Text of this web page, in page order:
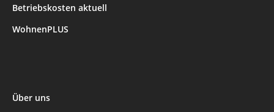
Betriebskosten aktuell
WohnenPLUS
Über uns